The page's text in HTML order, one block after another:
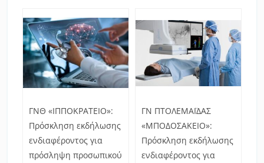
ΓΝΘ «ΙΠΠΟΚΡΑΤΕΙΟ»:
Πρόσκληση εκδήλωσης
ενδιαφέροντος για
πρόσληψη προσωπικού
ΓΝ ΠΤΟΛΕΜΑΪΔΑΣ
«ΜΠΟΔΟΣΑΚΕΙΟ»:
Πρόσκληση εκδήλωσης
ενδιαφέροντος για